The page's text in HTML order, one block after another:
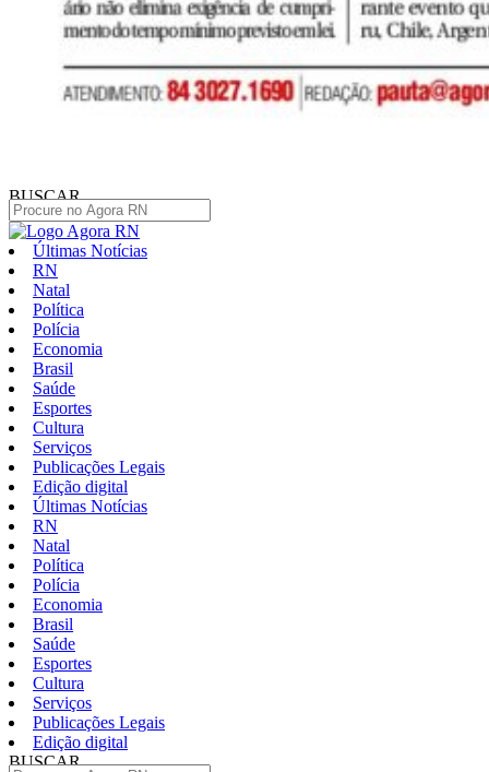
BUSCAR
Últimas Notícias
RN
Natal
Política
Polícia
Economia
Brasil
Saúde
Esportes
Cultura
Serviços
Publicações Legais
Edição digital
Últimas Notícias
RN
Natal
Política
Polícia
Economia
Brasil
Saúde
Esportes
Cultura
Serviços
Publicações Legais
Edição digital
BUSCAR